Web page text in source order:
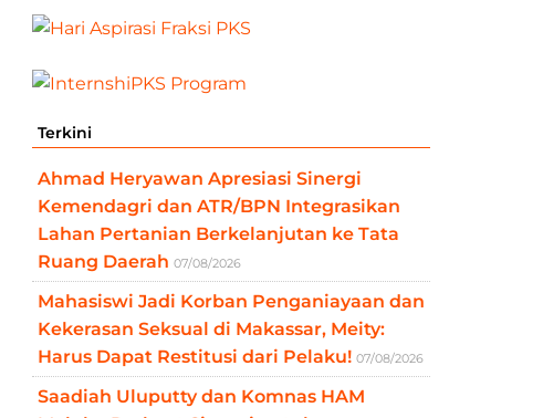
Terkini
Ahmad Heryawan Apresiasi Sinergi
Kemendagri dan ATR/BPN Integrasikan
Lahan Pertanian Berkelanjutan ke Tata
Ruang Daerah 07/08/2026
Mahasiswi Jadi Korban Penganiayaan dan
Kekerasan Seksual di Makassar, Meity:
Harus Dapat Restitusi dari Pelaku! 07/08/2026
Saadiah Uluputty dan Komnas HAM